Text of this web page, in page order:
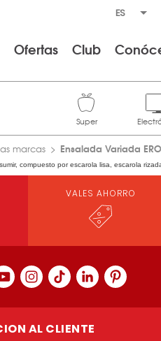
Ofertas Club
marcas Ensalada Variada
compuesto por escarola lisa, escarola
VALES AHORRO
AL CLIENTE